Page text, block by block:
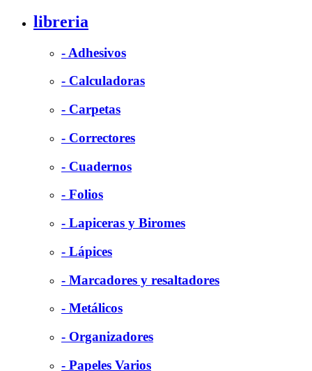
libreria
- Adhesivos
- Calculadoras
- Carpetas
- Correctores
- Cuadernos
- Folios
- Lapiceras y Biromes
- Lápices
- Marcadores y resaltadores
- Metálicos
- Organizadores
- Papeles Varios